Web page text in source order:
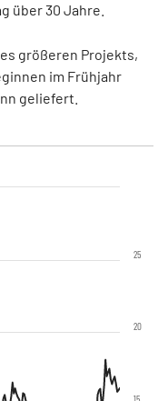
über 30 Jahre.
größeren Projekts,
im Frühjahr
geliefert.
20
25